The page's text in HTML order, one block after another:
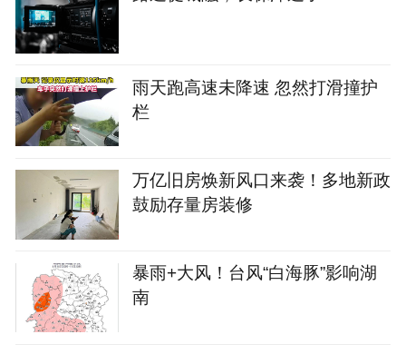
雨天跑高速未降速 忽然打滑撞护
栏
万亿旧房焕新风口来袭！多地新政
鼓励存量房装修
暴雨+大风！台风“白海豚”影响湖
南